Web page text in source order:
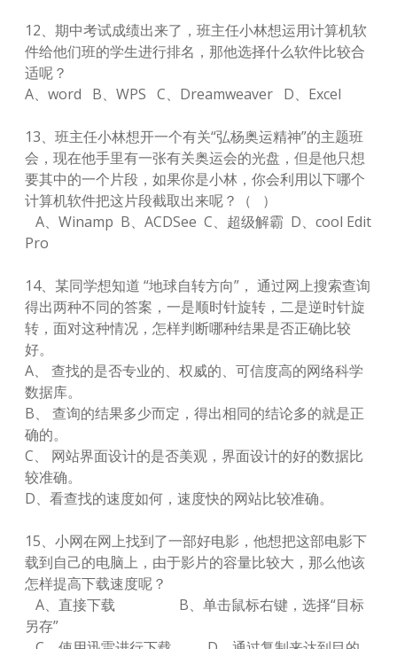
12、期中考试成绩出来了，班主任小林想运用计算机软
件给他们班的学生进行排名，那他选择什么软件比较合
适呢？
A、word B、WPS C、Dreamweaver D、Excel
13、班主任小林想开一个有关“弘杨奥运精神”的主题班
会，现在他手里有一张有关奥运会的光盘，但是他只想
要其中的一个片段，如果你是小林，你会利用以下哪个
计算机软件把这片段截取出来呢？（ ）
A、Winamp B、ACDSee C、超级解霸 D、cool Edit
Pro
14、某同学想知道 “地球自转方向”， 通过网上搜索查询
得出两种不同的答案，一是顺时针旋转，二是逆时针旋
转，面对这种情况，怎样判断哪种结果是否正确比较
好。
A、 查找的是否专业的、权威的、可信度高的网络科学
数据库。
B、 查询的结果多少而定，得出相同的结论多的就是正
确的。
C、 网站界面设计的是否美观，界面设计的好的数据比
较准确。
D、看查找的速度如何，速度快的网站比较准确。
15、小网在网上找到了一部好电影，他想把这部电影下
载到自己的电脑上，由于影片的容量比较大，那么他该
怎样提高下载速度呢？
A、直接下载 B、单击鼠标右键，选择“目标
另存”